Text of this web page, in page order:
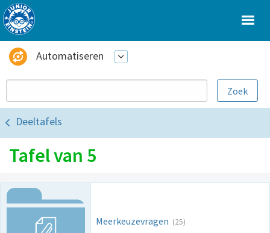
Automatiseren
Deeltafels
Tafel van 5
Meerkeuzevragen (25)